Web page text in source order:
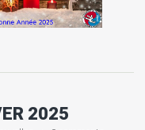
2025